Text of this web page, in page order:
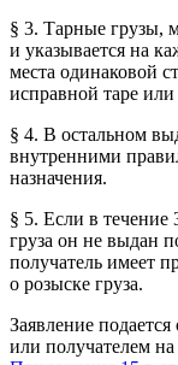
§ 3. Тарные грузы,
и указывается на
места одинаковой
исправной таре
§ 4. В остальном
внутренними
назначения.
§ 5. Если в течение
груза он не выдан
получатель имеет
о розыске груза.
Заявление
или получателем